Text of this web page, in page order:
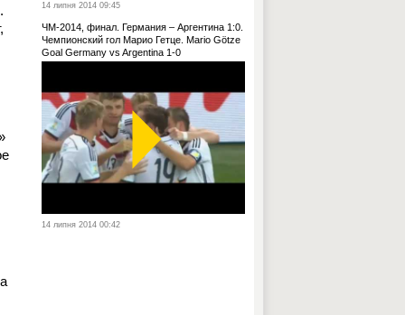
14 липня 2014 09:45
ЧМ-2014, финал. Германия – Аргентина 1:0.
Чемпионский гол Марио Гетце. Mario Götze
Goal Germany vs Argentina 1-0
14 липня 2014 00:42